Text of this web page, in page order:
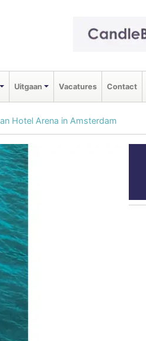
Uitgaan Vacatures Contact
Hotel Arena in Amsterdam